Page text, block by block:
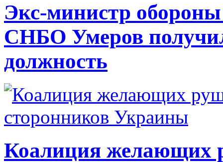
Экс-министр
СНБО Умеров
должность
Коалиция желающих